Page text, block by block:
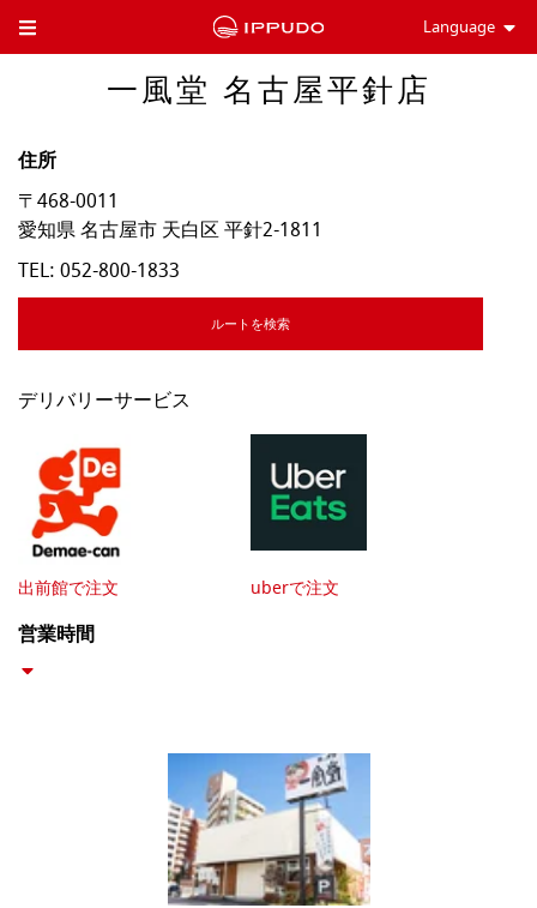
Toggle Header Menu Language
一風堂 名古屋平針店
住所
〒468-0011
愛知県名古屋市 天白区平針2-1811
TEL: 052-800-1833
ルートを検索
デリバリーサービス
出前館で注文 uberで注文
営業時間